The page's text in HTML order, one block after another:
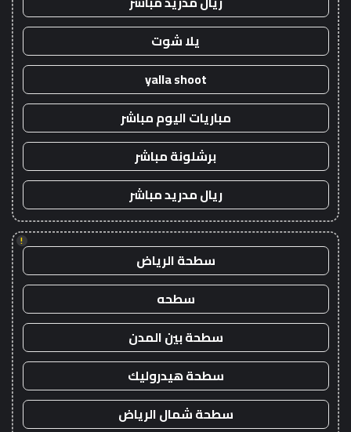
يلا شوت
yalla shoot
مباريات اليوم مباشر
برشلونة مباشر
ريال مدريد مباشر
!
سطحة الرياض
سطحه
سطحة بين المدن
سطحة هيدروليك
سطحة شمال الرياض